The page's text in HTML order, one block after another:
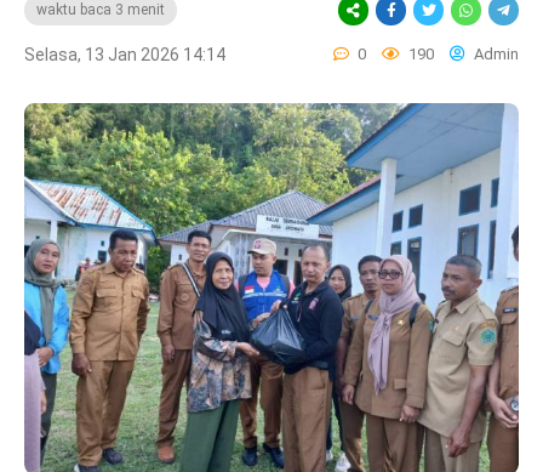
waktu baca 3 menit
Selasa, 13 Jan 2026 14:14 0 190 Admin